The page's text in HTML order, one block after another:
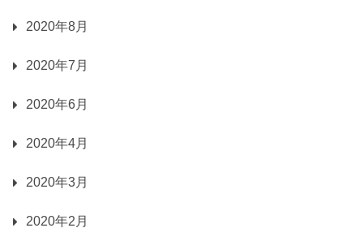
2020年8月
2020年7月
2020年6月
2020年4月
2020年3月
2020年2月